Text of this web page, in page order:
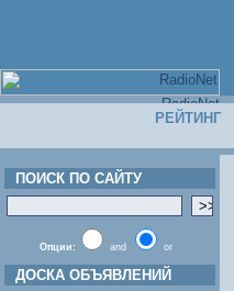
РЕЙТИНГ
ПОИСК ПО САЙТУ
Опции: and or
ДОСКА ОБЪЯВЛЕНИЙ